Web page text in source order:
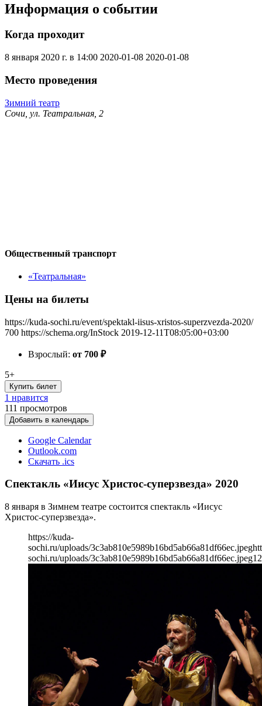
Информация о событии
Когда проходит
8 января 2020 г. в 14:00 2020-01-08 2020-01-08
Место проведения
Зимний театр
Сочи, ул. Театральная, 2
Общественный транспорт
«Театральная»
Цены на билеты
https://kuda-sochi.ru/event/spektakl-iisus-xristos-superzvezda-2020/
700 https://schema.org/InStock 2019-12-11T08:05:00+03:00
Взрослый: от 700 ₽
5+
Купить билет
1 нравится
111 просмотров
Добавить в календарь
Google Calendar
Outlook.com
Скачать .ics
Спектакль «Иисус Христос-суперзвезда» 2020
8 января в Зимнем театре состоится спектакль «Иисус
Христос-суперзвезда».
https://kuda-
sochi.ru/uploads/3c3ab810e5989b16bd5ab66a81df66ec.jpeg
sochi.ru/uploads/3c3ab810e5989b16bd5ab66a81df66ec.jpeg